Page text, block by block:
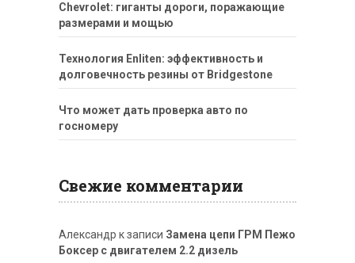
Chevrolet: гиганты дороги, поражающие
размерами и мощью
Технология Enliten: эффективность и
долговечность резины от Bridgestone
Что может дать проверка авто по
госномеру
Свежие комментарии
Александр к записи Замена цепи ГРМ Пежо
Боксер с двигателем 2.2 дизель